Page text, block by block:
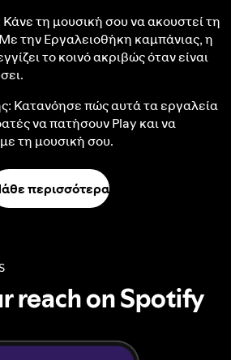
τη μουσική σου να ακουστεί τη
Με την Εργαλειοθήκη καμπάνιας, η
το κοινό ακριβώς όταν είναι
Κατανόησε πώς αυτά τα εργαλεία
να πατήσουν Play και να
τη μουσική σου.
περισσότερα
reach on Spotify